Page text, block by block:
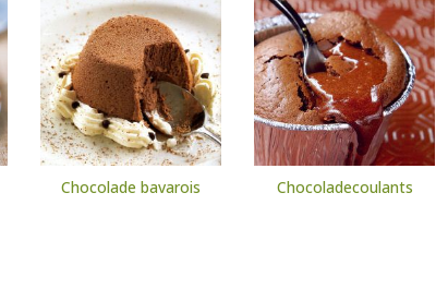
Chocolade bavarois Chocoladecoulants